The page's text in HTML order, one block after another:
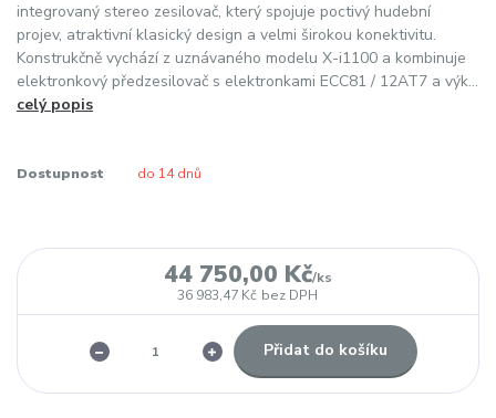
integrovaný stereo zesilovač, který spojuje poctivý hudební
projev, atraktivní klasický design a velmi širokou konektivitu.
Konstrukčně vychází z uznávaného modelu X-i1100 a kombinuje
elektronkový předzesilovač s elektronkami ECC81 / 12AT7 a výk...
celý popis
Dostupnost do 14 dnů
44 750,00 Kč/ks
36 983,47 Kč bez DPH
Přidat do košíku